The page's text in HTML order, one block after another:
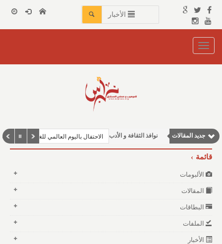
الأخبار
Toggle
navigation
جديد المقالات نوافذ الثقافة و الأدب
مقالات اجتماعية
الاحتفال باليوم العالمي للغة العربية في جزر القمر
قائمة
الألبومات
المقالات
البطاقات
الملفات
الأخبار